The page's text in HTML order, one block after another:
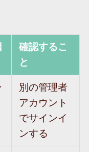
確認するこ
と
別の管理者
アカウント
でサインイ
ンする